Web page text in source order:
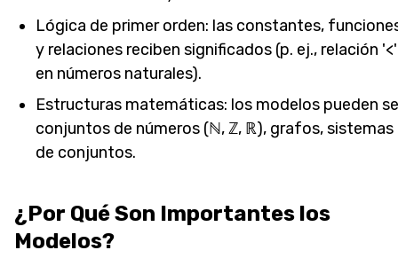
Lógica de primer orden: las constantes,
y relaciones reciben significados (p. ej., relación '<'
en números naturales).
Estructuras matemáticas: los modelos pueden
conjuntos de números (ℕ, ℤ, ℝ), grafos, sistemas
de conjuntos.
¿Por Qué Son Importantes los
Modelos?